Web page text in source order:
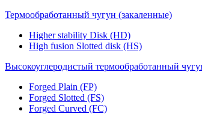
Термообработанный чугун (закаленные)
Higher stability Disk (HD)
High fusion Slotted disk (HS)
Высокоуглеродистый термообработанный
Forged Plain (FP)
Forged Slotted (FS)
Forged Curved (FC)